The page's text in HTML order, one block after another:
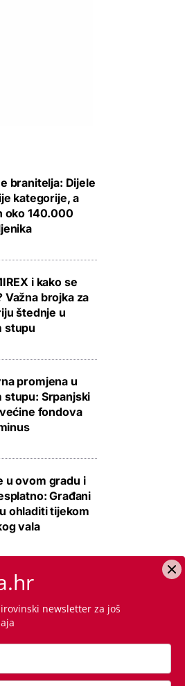
branitelja: Dijele
kategorije, a
oko 140.000
i kako se
Važna brojka za
štednje u
stupu
promjena u
stupu: Srpanjski
fondova
u ovom gradu i
Građani
ohladiti tijekom
vala
i jeste li
newsletter za još